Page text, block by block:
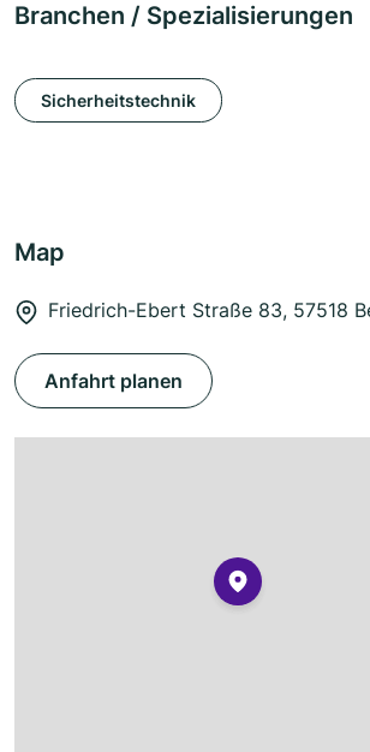
Branchen / Spezialisierungen
Sicherheitstechnik
Map
Friedrich-Ebert Straße 83, 57518
Anfahrt planen